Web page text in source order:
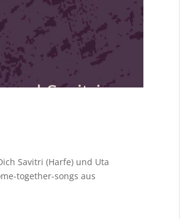
Savitri (Harfe) und Uta
together-songs aus